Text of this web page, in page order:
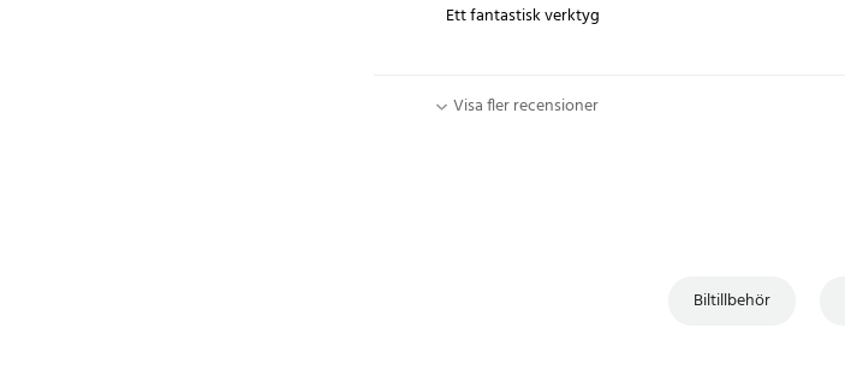
Ett fantastisk verktyg
Visa fler recensioner
Biltillbehör